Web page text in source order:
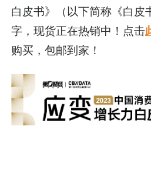
白皮书》（以下简称《白
字，现货正在热销中！点击
购买，包邮到家！